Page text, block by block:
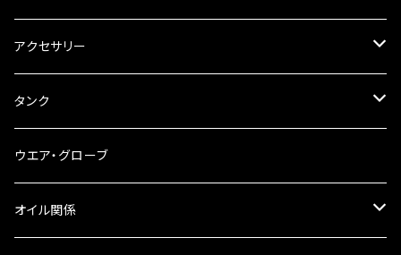
ステアリングダンパー
ブレーキ・クラッチレバー
スマホホルダー
ツールバッグ
サイドバッグ
サイドバッグサポート
リアBOX
アクセサリー
USB電源
電装系
タンク
タンク本体
タンクキャップ
ウエア・グローブ
オイル関係